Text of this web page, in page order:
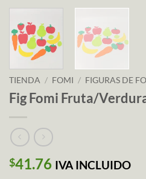
TIENDA / FOMI / FIGURAS DE
Fig Fomi Fruta/
$41.76 IVA INCLUIDO